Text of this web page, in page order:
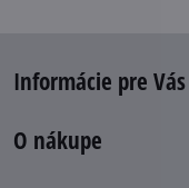
Informácie pre Vás
O nákupe